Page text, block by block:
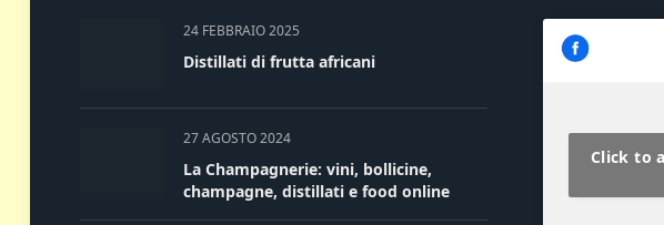
24 FEBBRAIO 2025
Distillati di frutta africani
27 AGOSTO 2024
La Champagnerie: vini, bollicine,
champagne, distillati e food online
Click to